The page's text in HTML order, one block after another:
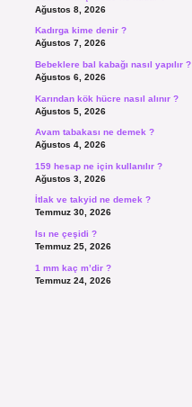
Ağustos 8, 2026
Kadırga kime denir ?
Ağustos 7, 2026
Bebeklere bal kabağı nasıl yapılır ?
Ağustos 6, 2026
Karından kök hücre nasıl alınır ?
Ağustos 5, 2026
Avam tabakası ne demek ?
Ağustos 4, 2026
159 hesap ne için kullanılır ?
Ağustos 3, 2026
İtlak ve takyid ne demek ?
Temmuz 30, 2026
Isı ne çeşidi ?
Temmuz 25, 2026
1 mm kaç m’dir ?
Temmuz 24, 2026